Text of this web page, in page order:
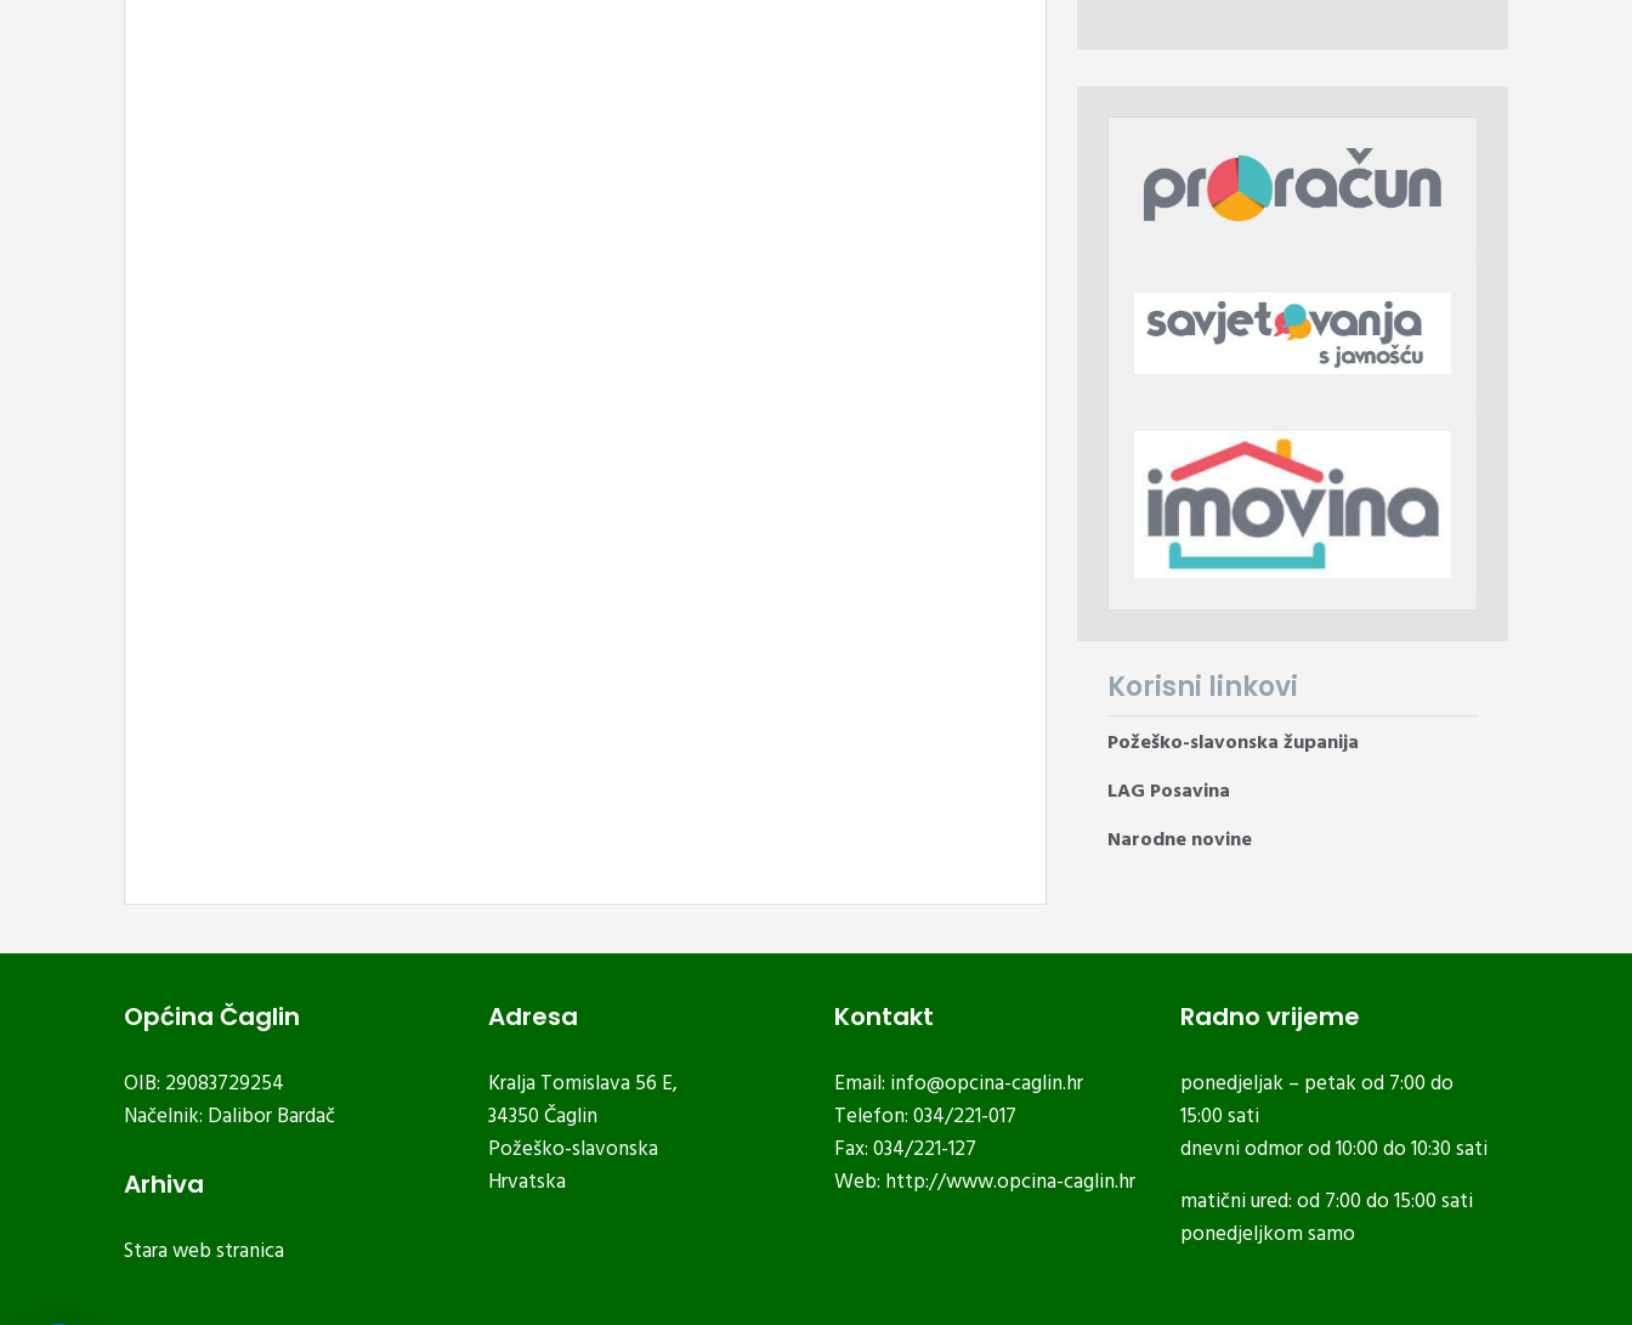
Korisni linkovi
Požeško-slavonska županija
LAG Posavina
Narodne novine
Općina Čaglin
OIB: 29083729254
Načelnik: Dalibor Bardač
Arhiva
Stara web stranica
Adresa
Kralja Tomislava 56 E,
34350 Čaglin
Požeško-slavonska
Hrvatska
Kontakt
Email: info@opcina-caglin.hr
Telefon: 034/221-017
Fax: 034/221-127
Web: http://www.opcina-caglin.hr
Radno vrijeme
ponedjeljak – petak od 7:00 do
15:00 sati
dnevni odmor od 10:00 do 10:30 sati
matični ured: od 7:00 do 15:00 sati
ponedjeljkom samo